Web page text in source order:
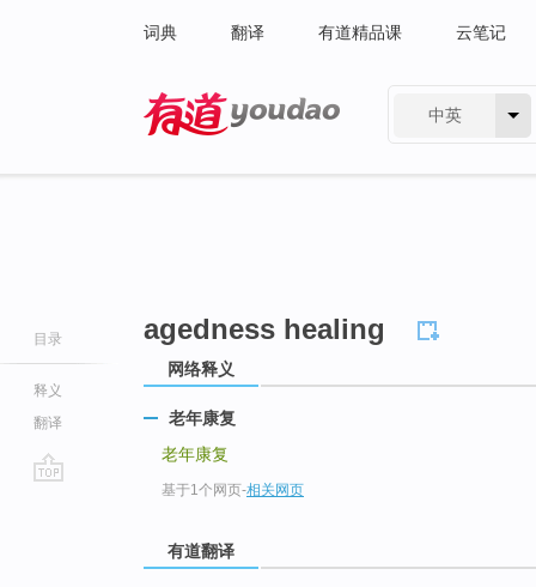
词典 翻译 有道精品课 云笔记
中英
目录
释义
翻译
agedness healing
网络释义
老年康复
老年康复
基于1个网页-相关网页
有道翻译